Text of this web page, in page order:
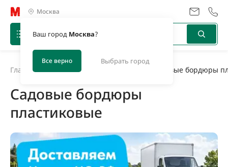
Москва
Ваш город Москва?
Все верно Выбрать город
Главная Садовые ограждения Садовые бордюры
Садовые бордюры
пластиковые